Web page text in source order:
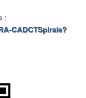
:
CADCTSpirale?